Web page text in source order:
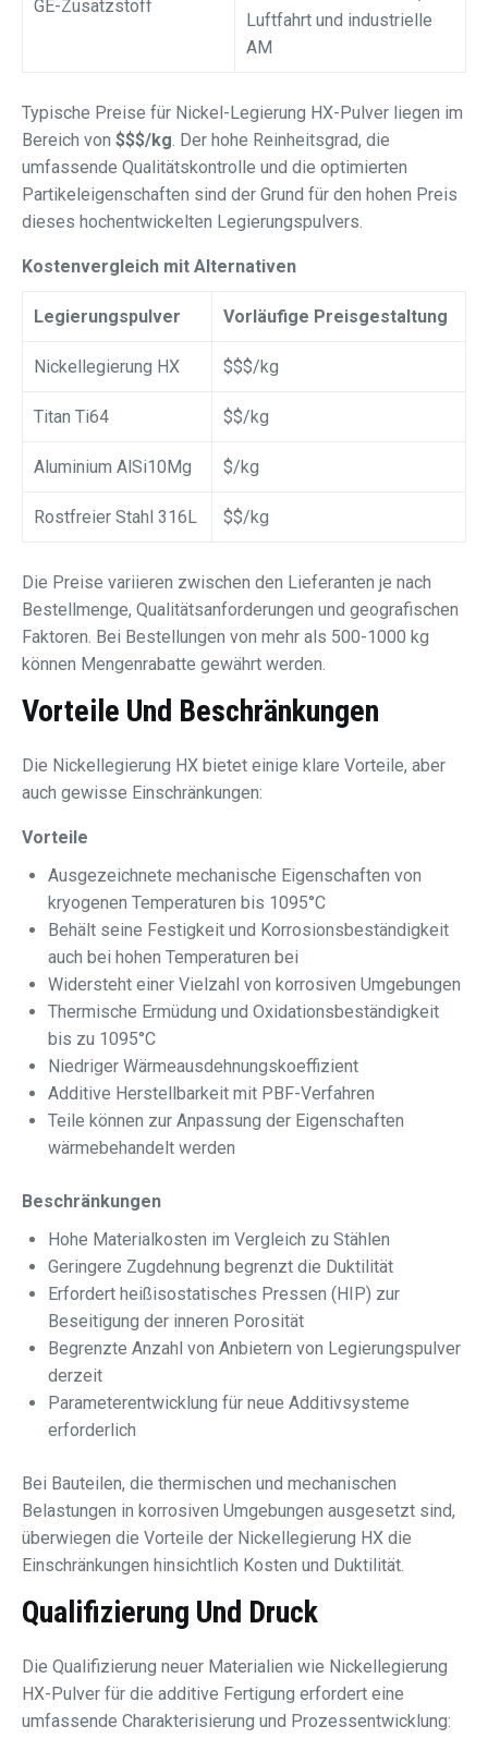
GE-Zusatzstoff
Luftfahrt und industrielle
AM
Typische Preise für Nickel-Legierung HX-Pulver liegen im
Bereich von $$$/kg. Der hohe Reinheitsgrad, die
umfassende Qualitätskontrolle und die optimierten
Partikeleigenschaften sind der Grund für den hohen Preis
dieses hochentwickelten Legierungspulvers.
Kostenvergleich mit Alternativen
Legierungspulver Vorläufige Preisgestaltung
Nickellegierung HX $$$/kg
Titan Ti64 $$/kg
Aluminium AlSi10Mg $/kg
Rostfreier Stahl 316L $$/kg
Die Preise variieren zwischen den Lieferanten je nach
Bestellmenge, Qualitätsanforderungen und geografischen
Faktoren. Bei Bestellungen von mehr als 500-1000 kg
können Mengenrabatte gewährt werden.
Vorteile Und Beschränkungen
Die Nickellegierung HX bietet einige klare Vorteile, aber
auch gewisse Einschränkungen:
Vorteile
Ausgezeichnete mechanische Eigenschaften von
kryogenen Temperaturen bis 1095°C
Behält seine Festigkeit und Korrosionsbeständigkeit
auch bei hohen Temperaturen bei
Widersteht einer Vielzahl von korrosiven Umgebungen
Thermische Ermüdung und Oxidationsbeständigkeit
bis zu 1095°C
Niedriger Wärmeausdehnungskoeffizient
Additive Herstellbarkeit mit PBF-Verfahren
Teile können zur Anpassung der Eigenschaften
wärmebehandelt werden
Beschränkungen
Hohe Materialkosten im Vergleich zu Stählen
Geringere Zugdehnung begrenzt die Duktilität
Erfordert heißisostatisches Pressen (HIP) zur
Beseitigung der inneren Porosität
Begrenzte Anzahl von Anbietern von Legierungspulver
derzeit
Parameterentwicklung für neue Additivsysteme
erforderlich
Bei Bauteilen, die thermischen und mechanischen
Belastungen in korrosiven Umgebungen ausgesetzt sind,
überwiegen die Vorteile der Nickellegierung HX die
Einschränkungen hinsichtlich Kosten und Duktilität.
Qualifizierung Und Druck
Die Qualifizierung neuer Materialien wie Nickellegierung
HX-Pulver für die additive Fertigung erfordert eine
umfassende Charakterisierung und Prozessentwicklung: